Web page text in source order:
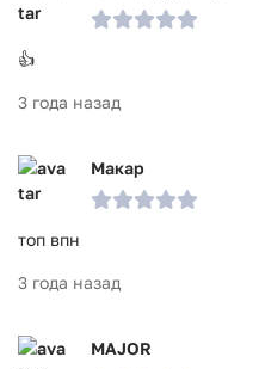
👍
3 года назад
Макар
топ впн
3 года назад
MAJOR